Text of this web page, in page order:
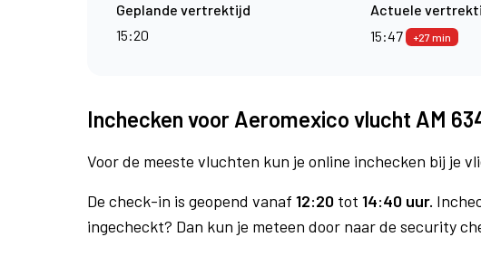
Geplande vertrektijd
15:20
Actuele
15:47
+27 min
Inchecken voor Aeromexico vlucht AM
Voor de meeste vluchten kun je online inchecken bij je
De check-in is geopend vanaf 12:20 tot 14:40 uur.
ingecheckt? Dan kun je meteen door naar de security